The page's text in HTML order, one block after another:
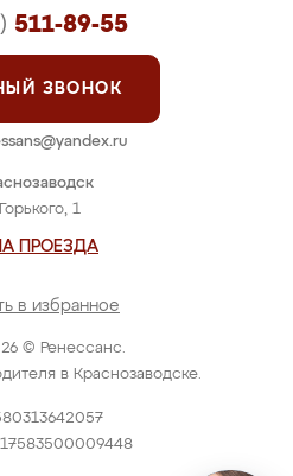
© Ренессанс.
в Краснозаводске.
1
ПРОЕЗДА
в избранное
511-89-55
ЗВОНОК